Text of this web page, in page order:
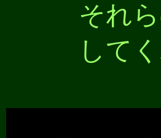
それ
して